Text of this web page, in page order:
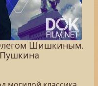
Шишкиным.